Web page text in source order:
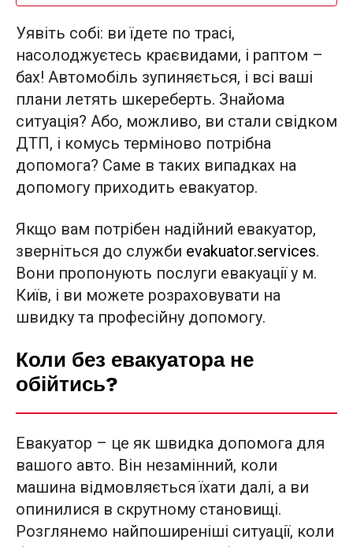
Уявіть собі: ви їдете по трасі,
насолоджуєтесь краєвидами, і раптом –
бах! Автомобіль зупиняється, і всі ваші
плани летять шкереберть. Знайома
ситуація? Або, можливо, ви стали свідком
ДТП, і комусь терміново потрібна
допомога? Саме в таких випадках на
допомогу приходить евакуатор.
Якщо вам потрібен надійний евакуатор,
зверніться до служби evakuator.services.
Вони пропонують послуги евакуації у м.
Київ, і ви можете розраховувати на
швидку та професійну допомогу.
Коли без евакуатора не
обійтись?
Евакуатор – це як швидка допомога для
вашого авто. Він незамінний, коли
машина відмовляється їхати далі, а ви
опинилися в скрутному становищі.
Розглянемо найпоширеніші ситуації, коли